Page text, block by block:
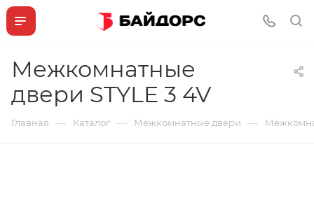
Межкомнатные
двери STYLE 3 4V
Главная — Каталог — Межкомнатные двери —